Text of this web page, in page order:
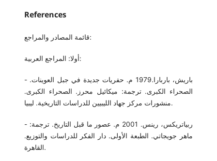
References
قائمة المصادر والمراجع:
أولا: المراجع العربية:
- باريش، باربارا.1979 م. حفريات جديدة في جبل العوينات.
الصحراء الكبرى. ترجمة: ميكائيل محرز. الصحراء الكبرى.
منشورات مركز جهاد الليبيين للدراسات التاريخية. ليبيا.
- ربياتريكس، رينس. 2001 م. عصور ما قبل التاريخ. ترجمة:
ماهر جويجاتي. الطبعة الأولى. دار الفكر للدراسات والتوزيع.
القاهرة.